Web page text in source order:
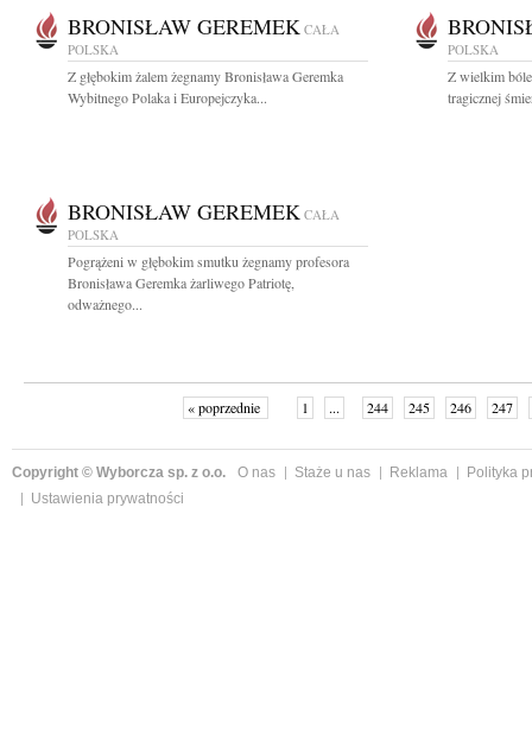
BRONISŁAW GEREMEK CAŁA
POLSKA
Z głębokim żalem żegnamy Bronisława Geremka
Wybitnego Polaka i Europejczyka...
POLSKA
Z wielkim
tragicznej
BRONISŁAW GEREMEK CAŁA
POLSKA
Pogrążeni w głębokim smutku żegnamy profesora
Bronisława Geremka żarliwego Patriotę,
odważnego...
« poprzednie 1 ... 244 245 246 247
Copyright © Wyborcza sp. z o.o. O nas Staże u nas Reklama
Polityka
Ustawienia prywatności